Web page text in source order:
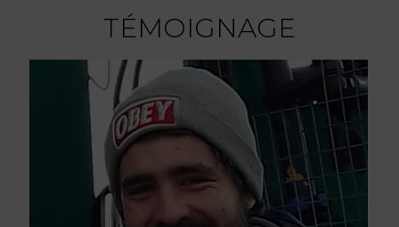
TÉMOIGNAGE